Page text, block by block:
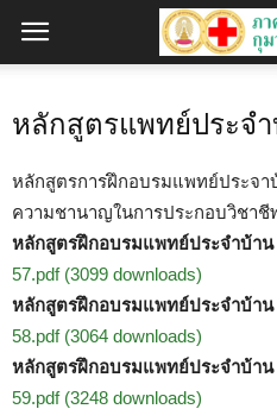
หลักสูตรแพทย์ประจ
หลักสูตรการฝึกอบรมแพทย์ประจ
ความชานาญในการประกอบวิชาชี
หลักสูตรฝึกอบรมแพทย์ประจำบ้าน
57.pdf (3099 downloads)
หลักสูตรฝึกอบรมแพทย์ประจำบ้าน
58.pdf (3064 downloads)
หลักสูตรฝึกอบรมแพทย์ประจำบ้าน
59.pdf (3248 downloads)